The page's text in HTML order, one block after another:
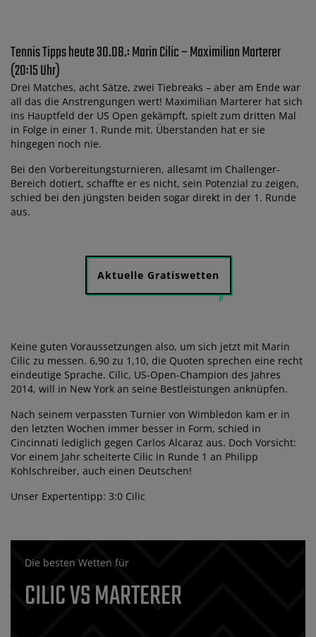
Tennis Tipps heute 30.08.: Marin Cilic – Maximilian Marterer
(20:15 Uhr)
Drei Matches, acht Sätze, zwei Tiebreaks – aber am Ende war
all das die Anstrengungen wert! Maximilian Marterer hat sich
ins Hauptfeld der US Open gekämpft, spielt zum dritten Mal
in Folge in einer 1. Runde mit. Überstanden hat er sie
hingegen noch nie.
Bei den Vorbereitungsturnieren, allesamt im Challenger-
Bereich dotiert, schaffte er es nicht, sein Potenzial zu zeigen,
schied bei den jüngsten beiden sogar direkt in der 1. Runde
aus.
Aktuelle Gratiswetten
Keine guten Voraussetzungen also, um sich jetzt mit Marin
Cilic zu messen. 6,90 zu 1,10, die Quoten sprechen eine recht
eindeutige Sprache. Cilic, US-Open-Champion des Jahres
2014, will in New York an seine Bestleistungen anknüpfen.
Nach seinem verpassten Turnier von Wimbledon kam er in
den letzten Wochen immer besser in Form, schied in
Cincinnati lediglich gegen Carlos Alcaraz aus. Doch Vorsicht:
Vor einem Jahr scheiterte Cilic in Runde 1 an Philipp
Kohlschreiber, auch einen Deutschen!
Unser Expertentipp: 3:0 Cilic
Die besten Wetten für
CILIC VS MARTERER